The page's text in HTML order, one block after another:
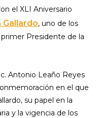
el XLI Aniversario
Gallardo, uno de los
Presidente de la
Antonio Leaño Reyes
en el que
su papel en la
y la vigencia de los